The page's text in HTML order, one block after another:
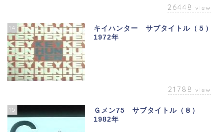
26448 view
14
キイハンター サブタイトル（５）
1972年
21788 view
15
Ｇメン75 サブタイトル（８）
1982年